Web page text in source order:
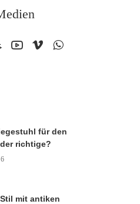
für den
richtige?
mit antiken